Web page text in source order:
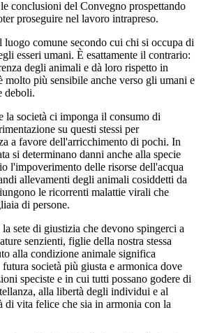
conclusioni del Convegno prospettando
proseguire nel lavoro intrapreso.
comune secondo cui chi si occupa di
esseri umani. È esattamente il contrario:
degli animali e dà loro rispetto in
molto più sensibile anche verso gli umani e
deboli.
la società ci imponga il consumo di
su questi stessi per
a favore dell'arricchimento di pochi. In
si determinano danni anche alla specie
l'impoverimento delle risorse dell'acqua
allevamenti degli animali cosiddetti da
le ricorrenti malattie virali che
di persone.
sete di giustizia che devono spingerci a
senzienti, figlie della nostra stessa
alla condizione animale significa
società più giusta e armonica dove
speciste e in cui tutti possano godere di
alla libertà degli individui e al
di vita felice che sia in armonia con la